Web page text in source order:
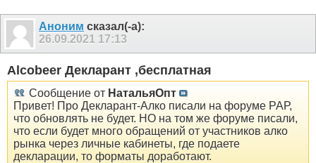
Аноним сказал(-а):
26.09.2021 17:13
Alcobeer Декларант ,бесплатная
Сообщение от НатальяОпт
Привет! Про Декларант-Алко писали на форуме РАР,
что обновлять не будет. НО на том же форуме писали,
что если будет много обращений от участников алко
рынка через личные кабинеты, где подаете
декларации, то форматы доработают.